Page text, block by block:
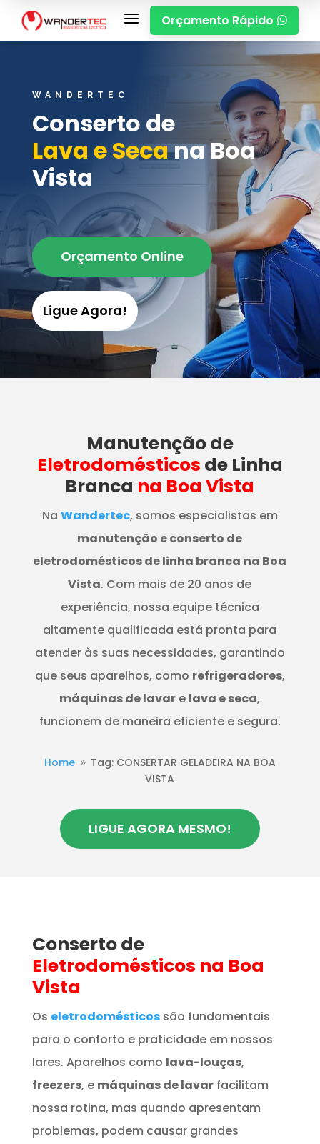
a Orçamento Rápido 
WANDERTEC
Conserto de
Lava e Secana Boa
Vista
Orçamento Online
Ligue Agora!
Manutençãode
Eletrodomésticos de Linha
Branca na Boa Vista
Na Wandertec, somos especialistas em
manutenção e conserto de
eletrodomésticos de linha branca na Boa
Vista. Com mais de 20 anos de
experiência, nossa equipe técnica
altamente qualificada está pronta para
atender às suas necessidades, garantindo
que seus aparelhos, como refrigeradores,
máquinas de lavar e lava e seca,
funcionem de maneira eficiente e segura.
Home 9 Tag: CONSERTAR GELADEIRA NA BOA
VISTA
LIGUE AGORA MESMO!
Conserto de
Eletrodomésticos na Boa
Vista
Os eletrodomésticos são fundamentais
para o conforto e praticidade em nossos
lares. Aparelhos como lava-louças,
freezers, e máquinas de lavarfacilitam
nossa rotina, mas quando apresentam
problemas, podem causar grandes